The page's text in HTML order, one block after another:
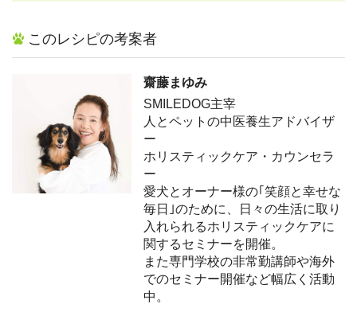
このレシピの考案者
齋藤まゆみ
SMILEDOG主宰
人とペットの中医養生アドバイザ
ー
ホリスティックケア・カウンセラ
ー
愛犬とオーナー様の｢笑顔と幸せな
毎日｣のために、日々の生活に取り
入れられるホリスティックケアに
関するセミナーを開催。
また専門学校の非常勤講師や海外
でのセミナー開催など幅広く活動
中。